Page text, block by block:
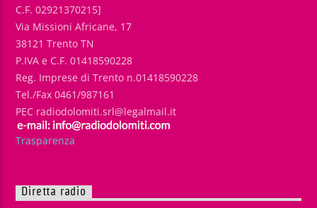
C.F. 02921370215]
Via Missioni Africane, 17
38121 Trento TN
P.IVA e C.F. 01418590228
Reg. Imprese di Trento n.01418590228
Tel./Fax 0461/987161
PEC radiodolomiti.srl@legalmail.it
Trasparenza
Diretta radio